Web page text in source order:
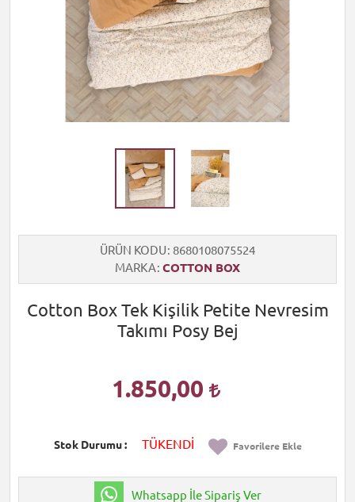
ÜRÜN KODU 8680108075524
MARKA COTTON BOX
Cotton Box Tek Kişilik Petite Nevresim
Takımı Posy Bej
1.850,00
Stok Durumu TÜKENDİ Favorilere Ekle
Whatsapp İle Sipariş Ver